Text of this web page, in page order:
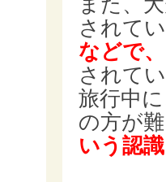
されて
などで
されて
旅行中
の方が
いう認